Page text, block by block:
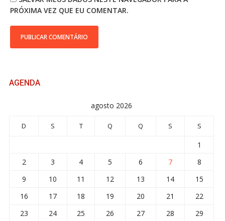
PRÓXIMA VEZ QUE EU COMENTAR.
AGENDA
agosto 2026
D S T Q Q S S
1
2
3 4 5 6 7
8
9
10 11 12 13 14
15
16
17 18 19 20 21
22
23
24 25 26 27 28
29